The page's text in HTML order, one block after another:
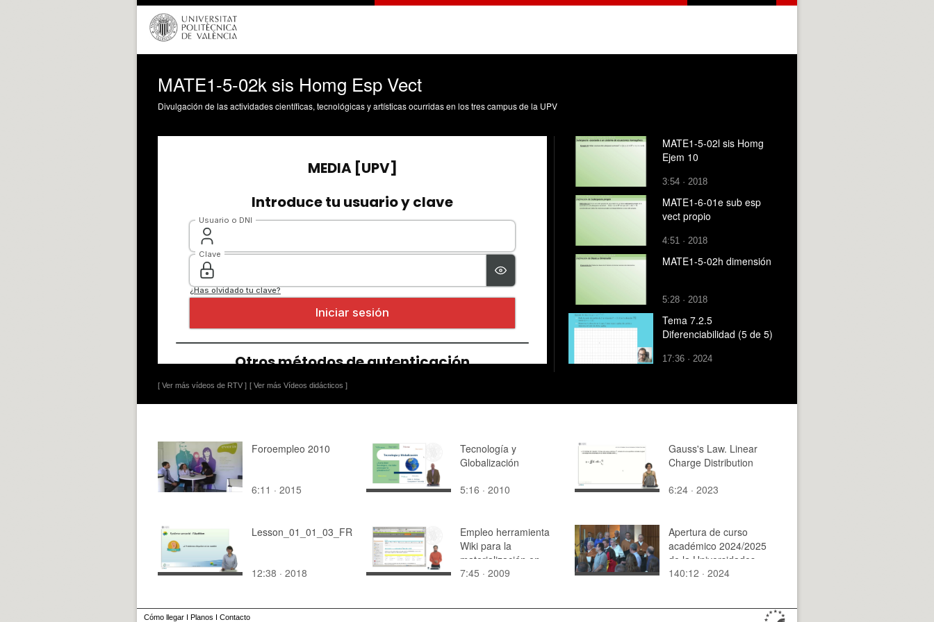
MATE1-5-02k sis Homg Esp Vect
Divulgación de las actividades científicas, tecnológicas y artísticas ocurridas en los tres campus de la UPV
[ Ver más vídeos de RTV ] [ Ver más Vídeos didácticos ]
MATE1-5-02l sis Homg
Ejem 10
3:54 · 2018
MATE1-6-01e sub esp
vect propio
4:51 · 2018
MATE1-5-02h dimensión
5:28 · 2018
Tema 7.2.5
Diferenciabilidad (5 de 5)
17:36 · 2024
Foroempleo 2010
6:11 · 2015
Tecnología y
Globalización
5:16 · 2010
Gauss's Law. Linear
Charge Distribution
6:24 · 2023
Lesson_01_01_03_FR
12:38 · 2018
Empleo herramienta
Wiki para la
materialización en
grupo de un proyecto
7:45 · 2009
Apertura de curso
académico 2024/2025
de la Universidades
Valencianas
140:12 · 2024
Cómo llegar I Planos I Contacto